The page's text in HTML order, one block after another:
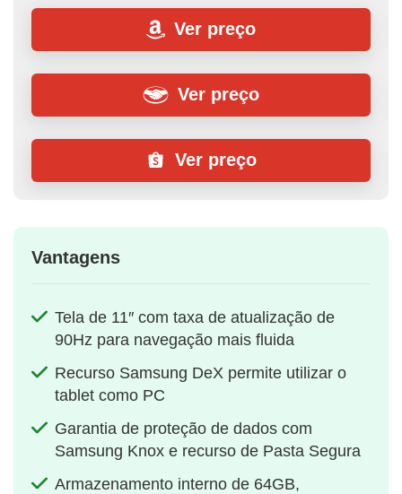
Ver preço
Ver preço
Ver preço
Vantagens
Tela de 11″ com taxa de atualização de
90Hz para navegação mais fluida
Recurso Samsung DeX permite utilizar o
tablet como PC
Garantia de proteção de dados com
Samsung Knox e recurso de Pasta Segura
Armazenamento interno de 64GB,